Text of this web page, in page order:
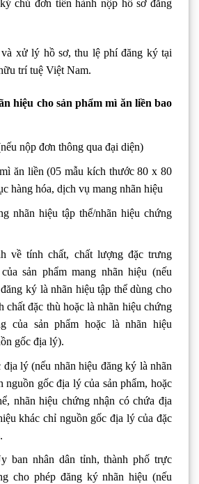
chủ đơn tiến hành nộp hồ sơ đăng
xử lý hồ sơ, thu lệ phí đăng ký tại
trí tuệ Việt Nam.
hiệu cho sản phẩm mì ăn liền bao
nộp đơn thông qua đại diện)
ăn liền (05 mẫu kích thước 80 x 80
hàng hóa, dịch vụ mang nhãn hiệu
nhãn hiệu tập thể/nhãn hiệu chứng
về tính chất, chất lượng đặc trưng
sản phẩm mang nhãn hiệu (nếu
ký là nhãn hiệu tập thể dùng cho
chất đặc thù hoặc là nhãn hiệu chứng
của sản phẩm hoặc là nhãn hiệu
gốc địa lý).
lý (nếu nhãn hiệu đăng ký là nhãn
nguồn gốc địa lý của sản phẩm, hoặc
nhãn hiệu chứng nhận có chứa địa
khác chỉ nguồn gốc địa lý của đặc
ban nhân dân tỉnh, thành phố trực
cho phép đăng ký nhãn hiệu (nếu